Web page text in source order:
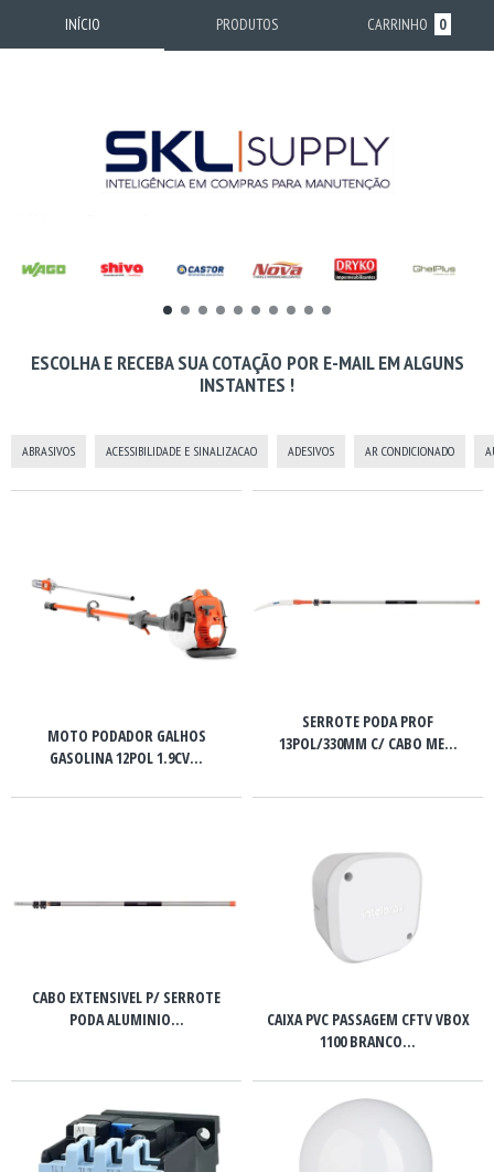
INÍCIO PRODUTOS CARRINHO 0
ESCOLHA E RECEBA SUA COTAÇÃO POR E-MAIL EM ALGUNS
INSTANTES !
ABRASIVOS ACESSIBILIDADE E SINALIZACAO ADESIVOS AR CONDICIONADO
MOTO PODADOR GALHOS
GASOLINA 12POL 1.9CV...
SERROTE PODA PROF
13POL/330MM C/ CABO ME...
CABO EXTENSIVEL P/ SERROTE
PODA ALUMINIO...
CAIXA PVC PASSAGEM CFTV VBOX
1100 BRANCO...